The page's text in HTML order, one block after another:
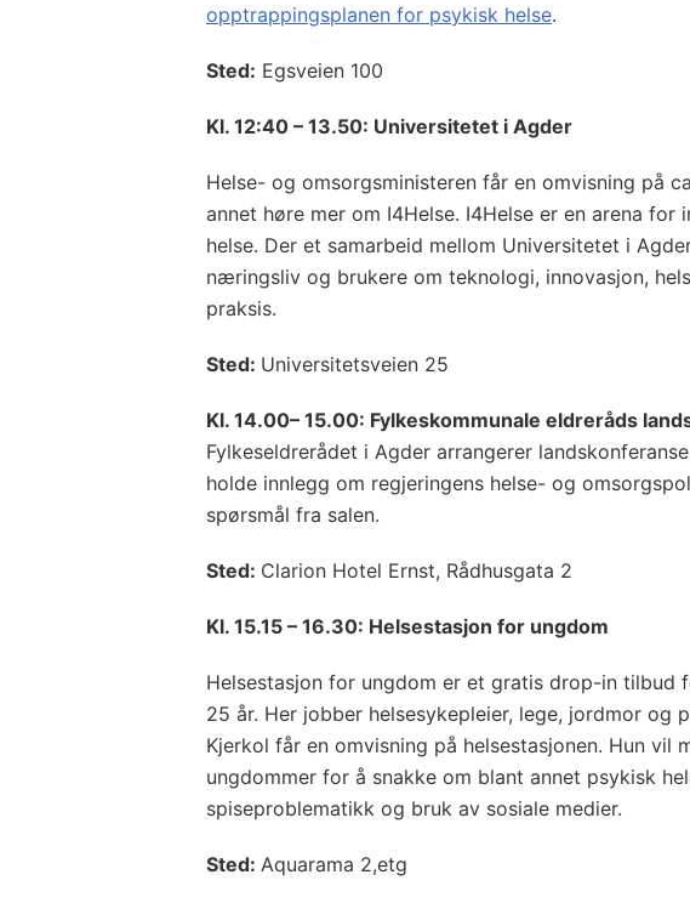
opptrappingsplanen for psykisk helse.
Sted: Egsveien 100
Kl. 12:40 – 13.50: Universitetet i Agder
Helse- og omsorgsministeren får en omvisning på
annet høre mer om I4Helse. I4Helse er en arena for
helse. Der et samarbeid mellom Universitetet i
næringsliv og brukere om teknologi, innovasjon,
praksis.
Sted: Universitetsveien 25
Kl. 14.00– 15.00: Fylkeskommunale eldreråds
Fylkeseldrerådet i Agder arrangerer
holde innlegg om regjeringens helse- og
spørsmål fra salen.
Sted: Clarion Hotel Ernst, Rådhusgata 2
Kl. 15.15 – 16.30: Helsestasjon for ungdom
Helsestasjon for ungdom er et gratis drop-in tilbud
25 år. Her jobber helsesykepleier, lege, jordmor og
Kjerkol får en omvisning på helsestasjonen. Hun vil
ungdommer for å snakke om blant annet psykisk
spiseproblematikk og bruk av sosiale medier.
Sted: Aquarama 2,etg